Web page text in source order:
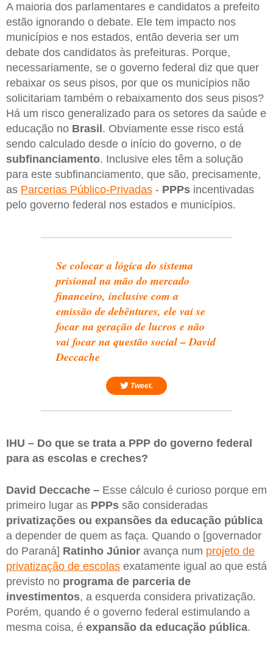
A maioria dos parlamentares e candidatos a prefeito
estão ignorando o debate. Ele tem impacto nos
municípios e nos estados, então deveria ser um
debate dos candidatos às prefeituras. Porque,
necessariamente, se o governo federal diz que quer
rebaixar os seus pisos, por que os municípios não
solicitariam também o rebaixamento dos seus pisos?
Há um risco generalizado para os setores da saúde e
educação no Brasil . Obviamente esse risco está
sendo calculado desde o início do governo, o de
subfinanciamento. Inclusive eles têm a solução
para este subfinanciamento, que são, precisamente,
as Parcerias Público-Privadas - PPPs incentivadas
pelo governo federal nos estados e municípios.
Se colocar a lógica do sistema
prisional na mão do mercado
financeiro, inclusive com a
emissão de debêntures, ele vai se
focar na geração de lucros e não
vai focar na questão social – David
Deccache
Tweet.
IHU – Do que se trata a PPP do governo federal
para as escolas e creches?
David Deccache – Esse cálculo é curioso porque em
primeiro lugar as PPPs são consideradas
privatizações ou expansões da educação pública
a depender de quem as faça. Quando o [governador
do Paraná] Ratinho Júnior avança num projeto de
privatização de escolas exatamente igual ao que está
previsto no programa de parceria de
investimentos, a esquerda considera privatização.
Porém, quando é o governo federal estimulando a
mesma coisa, é expansão da educação pública.